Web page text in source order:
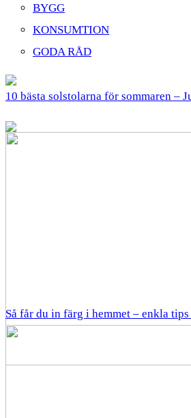
BYGG
KONSUMTION
GODA RÅD
10 bästa solstolarna för sommaren –
Så får du in färg i hemmet – enkla